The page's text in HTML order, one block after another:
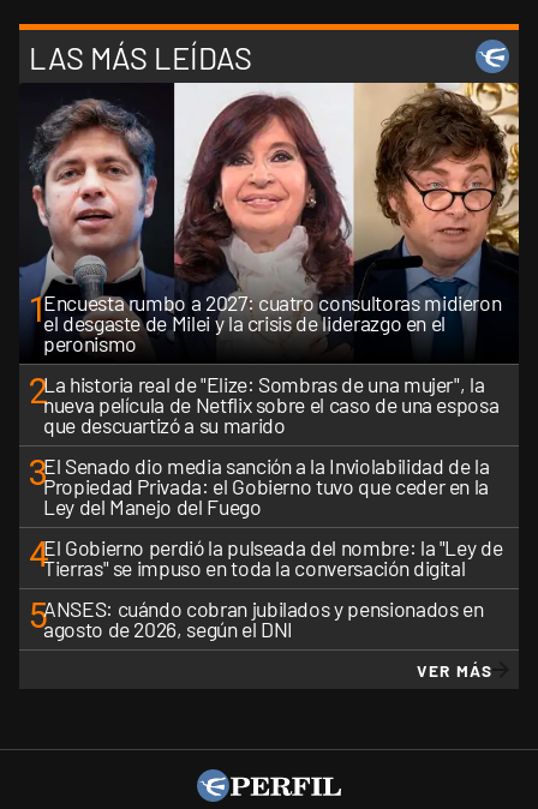
LAS MÁS LEÍDAS
1Encuesta rumbo a 2027: cuatro consultoras midieron
el desgaste de Milei y la crisis de liderazgo en el
peronismo
2La historia real de "Elize: Sombras de una mujer", la
nueva película de Netflix sobre el caso de una esposa
que descuartizó a su marido
3El Senado dio media sanción a la Inviolabilidad de la
Propiedad Privada: el Gobierno tuvo que ceder en la
Ley del Manejo del Fuego
4El Gobierno perdió la pulseada del nombre: la "Ley de
Tierras" se impuso en toda la conversación digital
5ANSES: cuándo cobran jubilados y pensionados en
agosto de 2026, según el DNI
VER MÁS